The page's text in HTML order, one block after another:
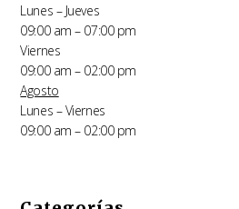
Lunes – Jueves
09:00 am – 07:00 pm
Viernes
09:00 am – 02:00 pm
Agosto
Lunes – Viernes
09:00 am – 02:00 pm